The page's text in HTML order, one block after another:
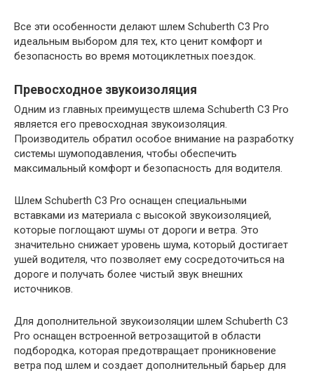
Все эти особенности делают шлем Schuberth C3 Pro
идеальным выбором для тех, кто ценит комфорт и
безопасность во время мотоциклетных поездок.
Превосходное звукоизоляция
Одним из главных преимуществ шлема Schuberth C3 Pro
является его превосходная звукоизоляция.
Производитель обратил особое внимание на разработку
системы шумоподавления, чтобы обеспечить
максимальный комфорт и безопасность для водителя.
Шлем Schuberth C3 Pro оснащен специальными
вставками из материала с высокой звукоизоляцией,
которые поглощают шумы от дороги и ветра. Это
значительно снижает уровень шума, который достигает
ушей водителя, что позволяет ему сосредоточиться на
дороге и получать более чистый звук внешних
источников.
Для дополнительной звукоизоляции шлем Schuberth C3
Pro оснащен встроенной ветрозащитой в области
подбородка, которая предотвращает проникновение
ветра под шлем и создает дополнительный барьер для